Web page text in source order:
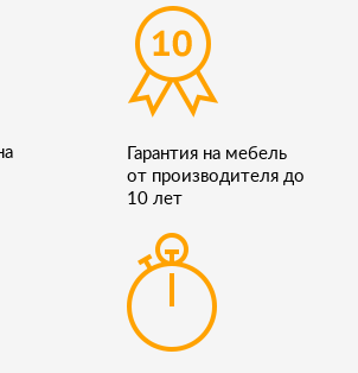
Гарантия на мебель
от производителя до
10 лет